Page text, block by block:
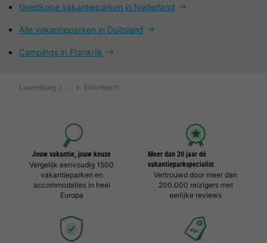
Goedkope vakantieparken in Nederland
Alle vakantieparken in Duitsland
Campings in Frankrijk
Luxemburg Eisenbach
Jouw vakantie, jouw keuze
Vergelijk eenvoudig 1500
vakantieparken en
accommodaties in heel
Europa
Meer dan 20 jaar dé
vakantieparkspecialist
Vertrouwd door meer dan
200.000 reizigers met
eerlijke reviews